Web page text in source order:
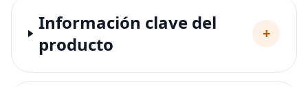
Información clave del
producto
+